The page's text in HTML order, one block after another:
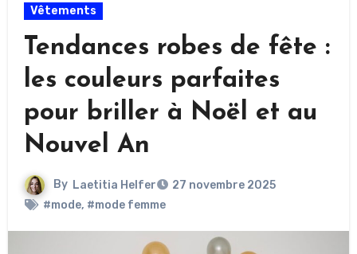
Vêtements
Tendances robes de fête :
les couleurs parfaites
pour briller à Noël et au
Nouvel An
By Laetitia Helfer
27 novembre 2025
#mode, #mode femme